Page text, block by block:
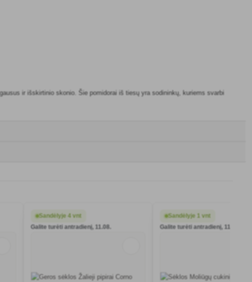
ir išskirtinio skonio. Šie pomidorai iš tiesų yra sodininkų, kuriems svarbi
Sandėlyje 4 vnt
Galite turėti antradienį, 11.08.
Sandėlyje 1 vnt
Galite turėti antradienį, 11.08.